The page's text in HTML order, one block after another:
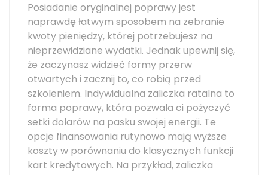
Posiadanie oryginalnej poprawy jest
naprawdę łatwym sposobem na zebranie
kwoty pieniędzy, której potrzebujesz na
nieprzewidziane wydatki. Jednak upewnij się,
że zaczynasz widzieć formy przerw
otwartych i zacznij to, co robią przed
szkoleniem. Indywidualna zaliczka ratalna to
forma poprawy, która pozwala ci pożyczyć
setki dolarów na pasku swojej energii. Te
opcje finansowania rutynowo mają wyższe
koszty w porównaniu do klasycznych funkcji
kart kredytowych. Na przykład, zaliczka